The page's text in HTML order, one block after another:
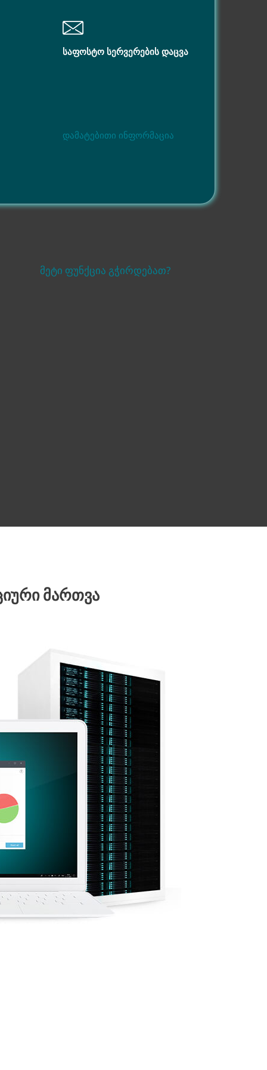
საფოსტო სერვერების დაცვა
დამატებითი ინფორმაცია
მეტი ფუნქცია გჭირდებათ?
მართვა